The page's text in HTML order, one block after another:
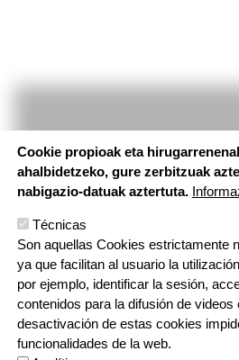
HH -
T:
Cookie propioak eta
ahalbidetzeko, gure zerbitzuak
nabigazio-datuak aztertuta.
Técnicas
Son aquellas Cookies estrictamente
ya que facilitan al usuario la
por ejemplo, identificar la sesión,
contenidos para la difusión de
desactivación de estas cookies
funcionalidades de la web.